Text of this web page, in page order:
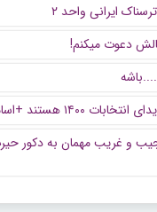
ایرانی واحد ۲
دعوت میکنم!
و غریب مهمان به دکور